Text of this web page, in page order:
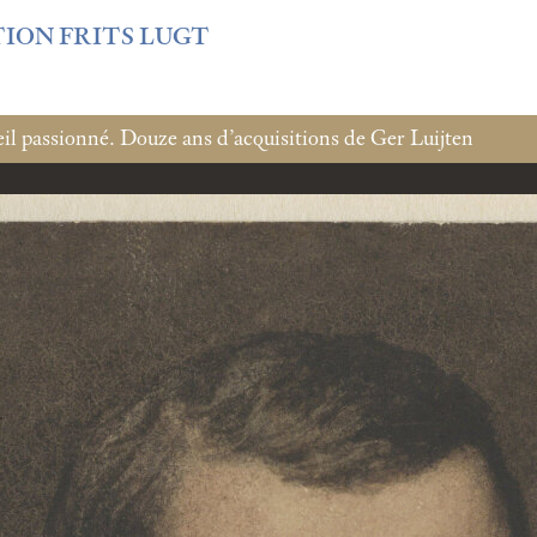
sites/fondationcustodia.fr/
FRITS LUGT
passionné. Douze ans d’acquisitions de Ger Luijten